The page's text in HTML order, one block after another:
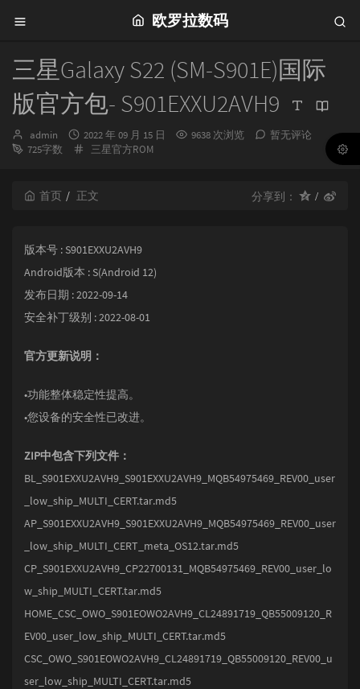
欧罗拉数码
三星Galaxy S22 (SM-S901E)国际
版官方包- S901EXXU2AVH9
博
主：
admin
发
布
2022 年 09 月 15 日 9638 次浏览
暂无评论
725字数
分
三星官方ROM
首页 正文 分享到：
版本号 : S901EXXU2AVH9
Android版本 : S(Android 12)
发布日期 : 2022-09-14
安全补丁级别 : 2022-08-01
官方更新说明：
•功能整体稳定性提高。
•您设备的安全性已改进。
ZIP中包含下列文件：
BL_S901EXXU2AVH9_S901EXXU2AVH9_MQB54975469_REV00_user
_low_ship_MULTI_CERT.tar.md5
AP_S901EXXU2AVH9_S901EXXU2AVH9_MQB54975469_REV00_user
_low_ship_MULTI_CERT_meta_OS12.tar.md5
CP_S901EXXU2AVH9_CP22700131_MQB54975469_REV00_user_lo
w_ship_MULTI_CERT.tar.md5
HOME_CSC_OWO_S901EOWO2AVH9_CL24891719_QB55009120_R
EV00_user_low_ship_MULTI_CERT.tar.md5
CSC_OWO_S901EOWO2AVH9_CL24891719_QB55009120_REV00_u
ser_low_ship_MULTI_CERT.tar.md5